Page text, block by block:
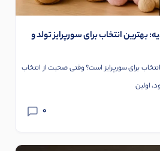
انتخاب برای سورپرایز تولد و
برای سورپرایز است؟ وقتی صحبت از انتخاب
اولین
0